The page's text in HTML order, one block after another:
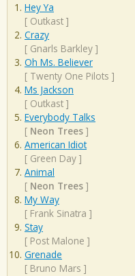
Hey Ya
[ Outkast ]
Crazy
[ Gnarls Barkley ]
Oh Ms. Believer
[ Twenty One Pilots ]
Ms Jackson
[ Outkast ]
Everybody Talks
[ Neon Trees ]
American Idiot
[ Green Day ]
Animal
[ Neon Trees ]
My Way
[ Frank Sinatra ]
Stay
[ Post Malone ]
Grenade
[ Bruno Mars ]